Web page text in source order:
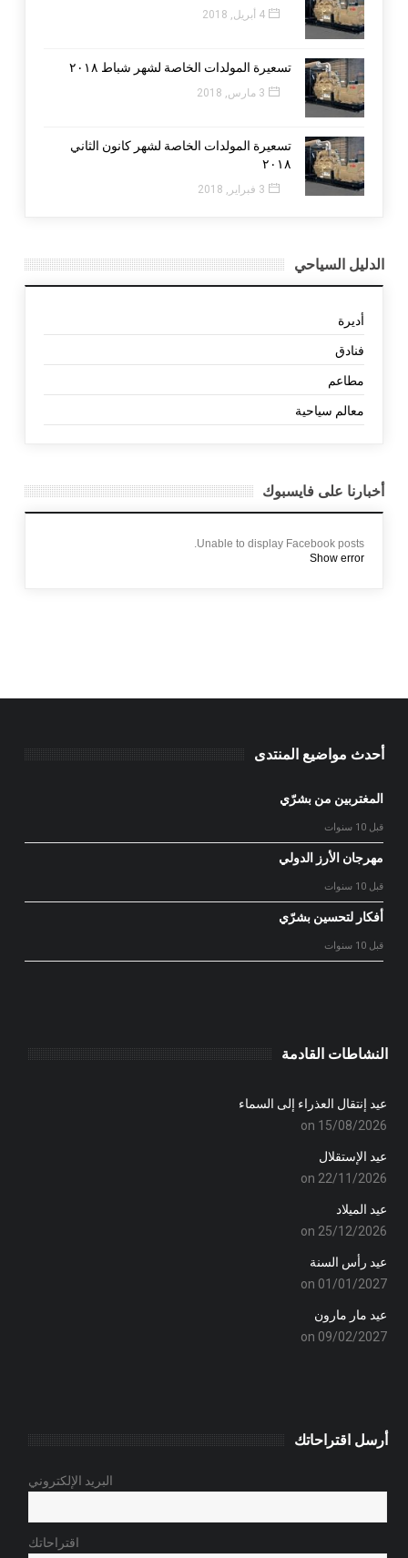
4 أبريل, 2018
تسعيرة المولدات الخاصة لشهر شباط ٢٠١٨
3 مارس, 2018
تسعيرة المولدات الخاصة لشهر كانون الثاني
٢٠١٨
3 فبراير, 2018
الدليل السياحي
أديرة
فنادق
مطاعم
معالم سياحية
أخبارنا على فايسبوك
Unable to display Facebook posts.
Show error
أحدث مواضيع المنتدى
المغتربين من بشرّي
قبل 10 سنوات
مهرجان الأرز الدولي
قبل 10 سنوات
أفكار لتحسين بشرّي
قبل 10 سنوات
النشاطات القادمة
عيد إنتقال العذراء إلى السماء
on 15/08/2026
عيد الإستقلال
on 22/11/2026
عيد الميلاد
on 25/12/2026
عيد رأس السنة
on 01/01/2027
عيد مار مارون
on 09/02/2027
أرسل اقتراحاتك
البريد الإلكتروني
اقتراحاتك